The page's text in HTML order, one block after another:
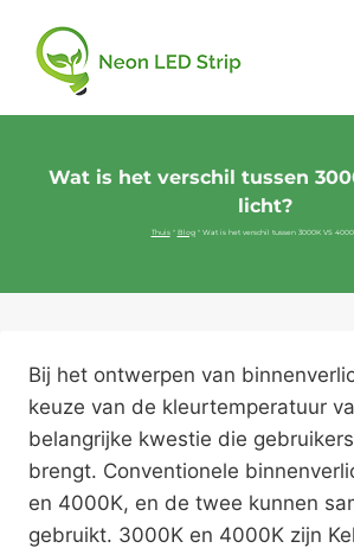
Wat is het verschil tussen
licht?
Thuis" Blog" Wat is het verschil tussen 3000K VS
Bij het ontwerpen van
keuze van de kleurtemperatuur
belangrijke kwestie die
brengt. Conventionele
en 4000K, en de twee kunnen
gebruikt. 3000K en 4000K zijn